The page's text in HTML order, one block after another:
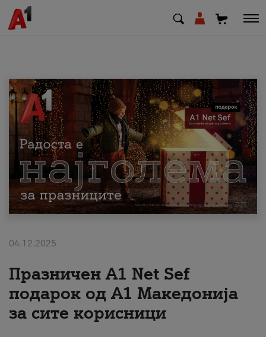
МК EN SQ
Приватни Деловни
Поддршка
Надополни кредит
За нас
#ПодобарОнлајн
04.12.2025
Празничен A1 Net Sеf
подарок од А1 Македонија
за сите корисници